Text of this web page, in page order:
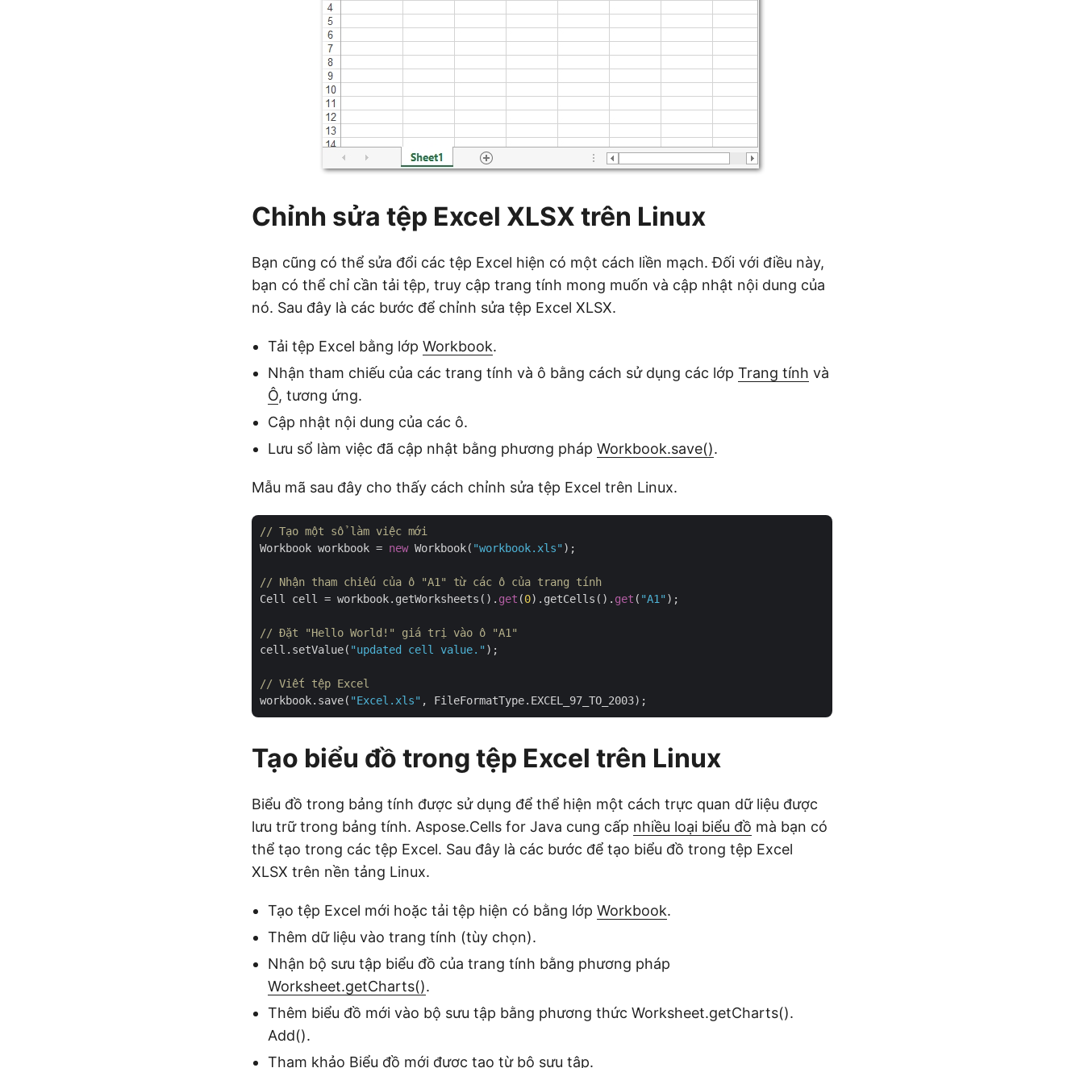
Chỉnh sửa tệp Excel XLSX trên Linux
Bạn cũng có thể sửa đổi các tệp Excel hiện có một cách liền mạch. Đối với điều này,
bạn có thể chỉ cần tải tệp, truy cập trang tính mong muốn và cập nhật nội dung của
nó. Sau đây là các bước để chỉnh sửa tệp Excel XLSX.
Tải tệp Excel bằng lớp Workbook.
Nhận tham chiếu của các trang tính và ô bằng cách sử dụng các lớp Trang tính và
Ô, tương ứng.
Cập nhật nội dung của các ô.
Lưu sổ làm việc đã cập nhật bằng phương pháp Workbook.save().
Mẫu mã sau đây cho thấy cách chỉnh sửa tệp Excel trên Linux.
// Tạo một sổ làm việc mới
Workbook workbook = new Workbook( "workbook.xls" );
// Nhận tham chiếu của ô "A1" từ các ô của trang tính
Cell cell = workbook.getWorksheets(). get (0).getCells(). get ( "A1" );
// Đặt "Hello World!" giá trị vào ô "A1"
cell.setValue( "updated cell value." );
// Viết tệp Excel
workbook.save( "Excel.xls"
Tạo biểu đồ trong tệp Excel trên Linux
Biểu đồ trong bảng tính được sử dụng để thể hiện một cách trực quan dữ liệu được
lưu trữ trong bảng tính. Aspose.Cells for Java cung cấp nhiều loại biểu đồ mà bạn có
thể tạo trong các tệp Excel. Sau đây là các bước để tạo biểu đồ trong tệp Excel
XLSX trên nền tảng Linux.
Tạo tệp Excel mới hoặc tải tệp hiện có bằng lớp Workbook.
Thêm dữ liệu vào trang tính (tùy chọn).
Nhận bộ sưu tập biểu đồ của trang tính bằng phương pháp
Worksheet.getCharts().
Thêm biểu đồ mới vào bộ sưu tập bằng phương thức Worksheet.getCharts().
Add().
Tham khảo Biểu đồ mới được tạo từ bộ sưu tập.